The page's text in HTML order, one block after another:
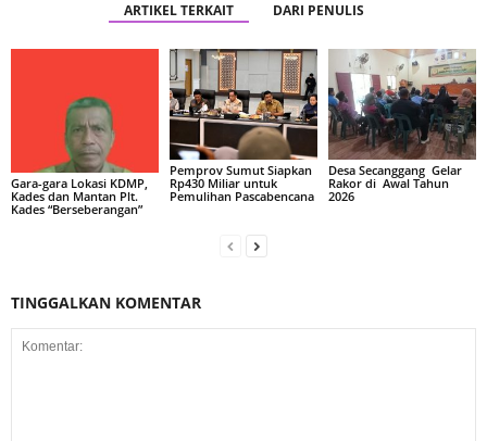
ARTIKEL TERKAIT DARI PENULIS
Gara-gara Lokasi KDMP,
Kades dan Mantan Plt.
Kades “Berseberangan”
Pemprov Sumut Siapkan
Rp430 Miliar untuk
Pemulihan Pascabencana
Desa Secanggang Gelar
Rakor di Awal Tahun
2026
TINGGALKAN KOMENTAR